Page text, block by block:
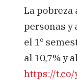
La pobreza
personas y
el 1°
al 10,7% y
https://t.co/